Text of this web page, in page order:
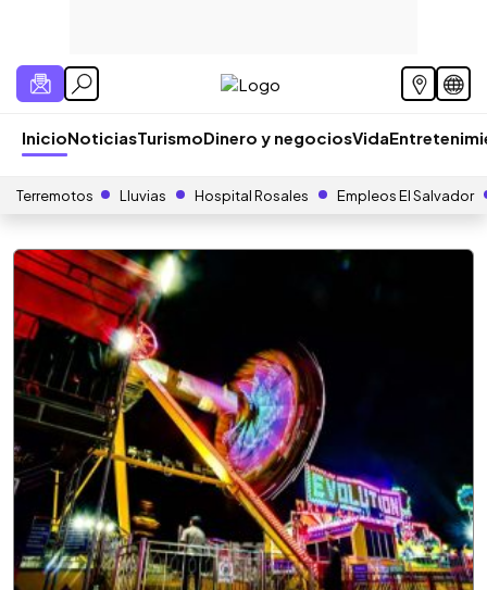
InicioNoticiasTurismoDinero y negociosVida
Terremotos Lluvias Hospital Rosales Empleos El Salvador